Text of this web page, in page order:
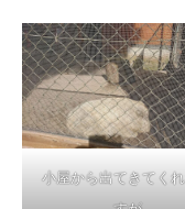
小屋から出てきてく